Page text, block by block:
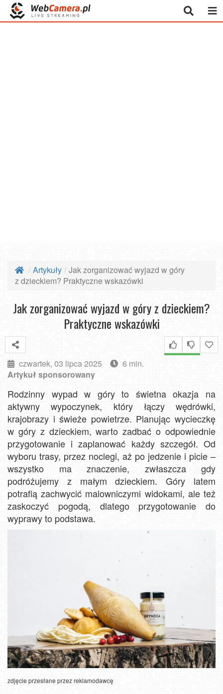
Artykuły
Jak zorganizować wyjazd w góry
z dzieckiem? Praktyczne wskazówki
Jak zorganizować wyjazd w góry z dzieckiem?
Praktyczne wskazówki
czwartek, 03 lipca 2025
6 min.
Artykuł sponsorowany
Rodzinny wypad w góry to świetna okazja na
aktywny wypoczynek, który łączy wędrówki,
krajobrazy i świeże powietrze. Planując wycieczkę
w góry z dzieckiem, warto zadbać o odpowiednie
przygotowanie i zaplanować każdy szczegół. Od
wyboru trasy, przez noclegi, aż po jedzenie i picie –
wszystko ma znaczenie, zwłaszcza gdy
podróżujemy z małym dzieckiem. Góry latem
potrafią zachwycić malowniczymi widokami, ale też
zaskoczyć pogodą, dlatego przygotowanie do
wyprawy to podstawa.
zdjęcie przesłane przez reklamodawcę